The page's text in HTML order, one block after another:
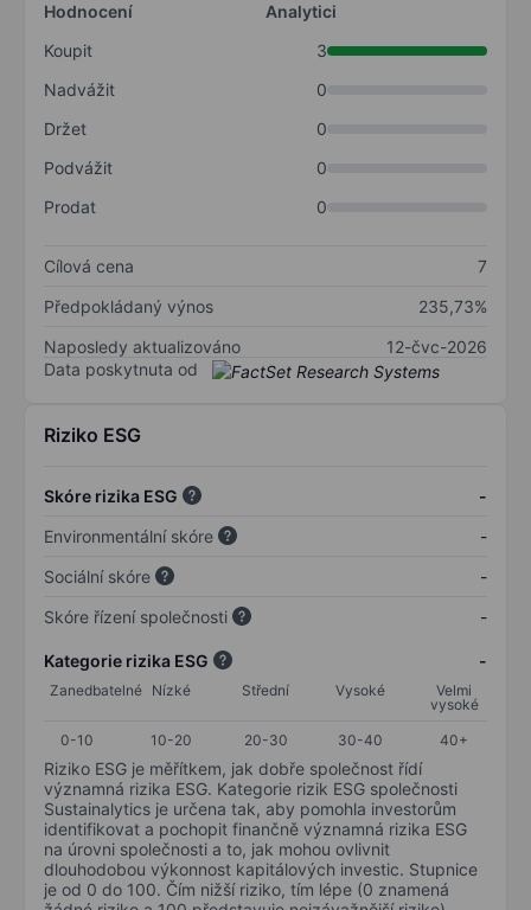
Hodnocení
Analytici
Koupit
3
Nadvážit
0
Držet
0
Podvážit
0
Prodat
0
Cílová cena
7
Předpokládaný výnos
235,73%
Naposledy aktualizováno
12-čvc-2026
Data poskytnuta od
Riziko ESG
Skóre rizika ESG
-
Environmentální skóre
-
Sociální skóre
-
Skóre řízení společnosti
-
Kategorie rizika ESG -
Zanedbatelné Nízké Střední Vysoké
Velmi
vysoké
0-10
10-20 20-30 30-40 40+
Riziko ESG je měřítkem, jak dobře společnost řídí
významná rizika ESG. Kategorie rizik ESG společnosti
Sustainalytics je určena tak, aby pomohla investorům
identifikovat a pochopit finančně významná rizika ESG
na úrovni společnosti a to, jak mohou ovlivnit
dlouhodobou výkonnost kapitálových investic. Stupnice
je od 0 do 100. Čím nižší riziko, tím lépe (0 znamená